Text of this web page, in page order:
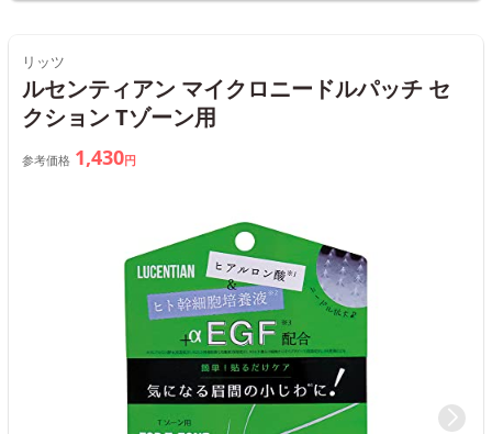
リッツ
ルセンティアン マイクロニードルパッチ セ
クション Tゾーン用
参考価格 1,430円